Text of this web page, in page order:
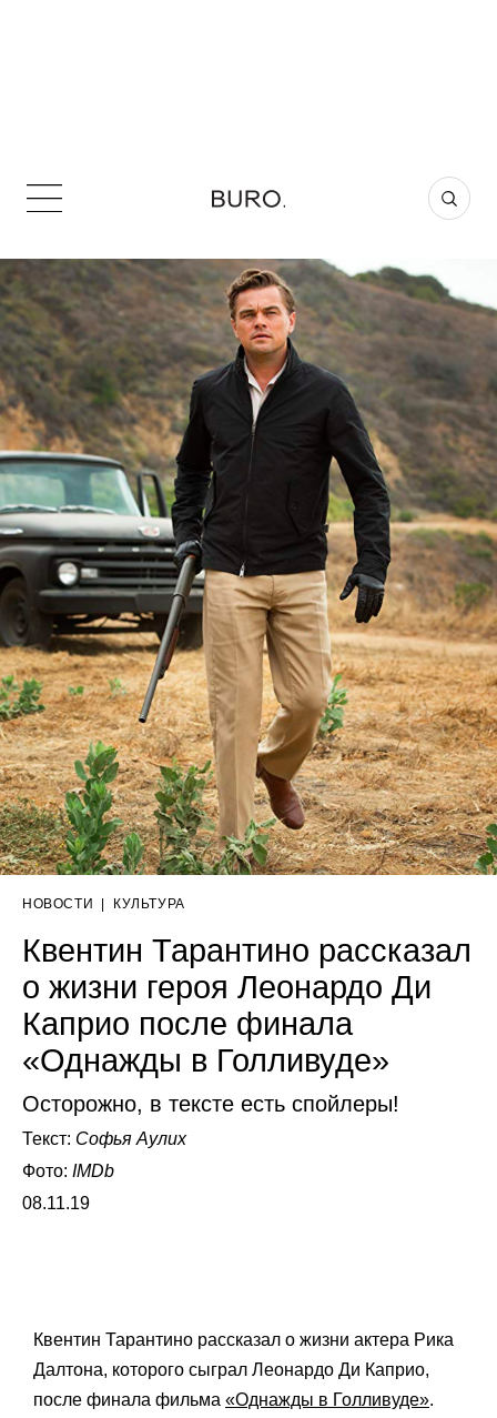
НОВОСТИ | КУЛЬТУРА
Квентин Тарантино рассказал
о жизни героя Леонардо Ди
Каприо после финала
«Однажды в Голливуде»
Осторожно, в тексте есть спойлеры!
Текст: Софья Аулих
Фото: IMDb
08.11.19
Квентин Тарантино рассказал о жизни актера Рика
Далтона, которого сыграл Леонардо Ди Каприо,
после финала фильма «Однажды в Голливуде».